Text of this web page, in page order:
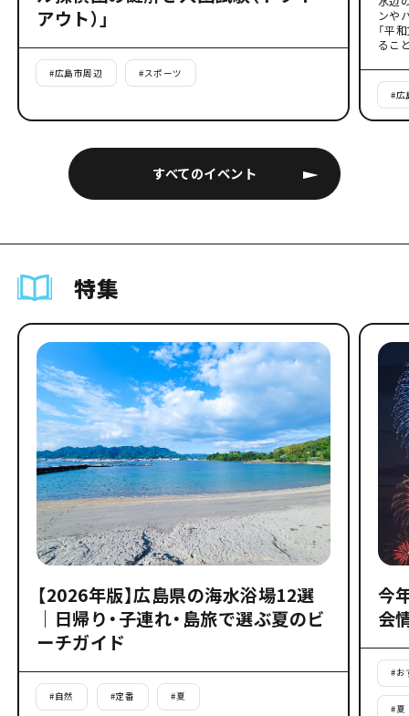
すべてのイベント
アウト）」
#広島市周辺 #スポーツ
ンや
「平
るこ
#広
特集
【2026年版】広島県の海水浴場12選
｜日帰り・子連れ・島旅で選ぶ夏のビ
ーチガイド
#自然 #定番 #夏
今
会
#お
#夏